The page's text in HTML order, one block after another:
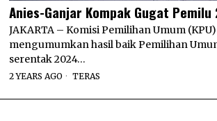
Anies-Ganjar Kompak Gugat Pemilu
JAKARTA – Komisi Pemilihan Umum
mengumumkan hasil baik Pemilihan
serentak 2024…
2 YEARS AGO TERAS